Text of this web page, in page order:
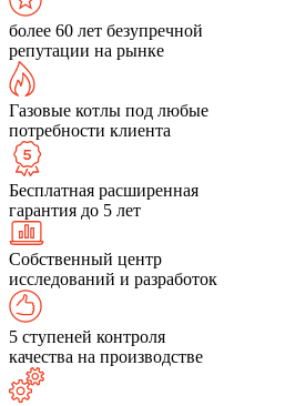
более 60 лет безупречной
репутации на рынке
Газовые котлы под любые
потребности клиента
Бесплатная расширенная
гарантия до 5 лет
Собственный центр
исследований и разработок
5 ступеней контроля
качества на производстве